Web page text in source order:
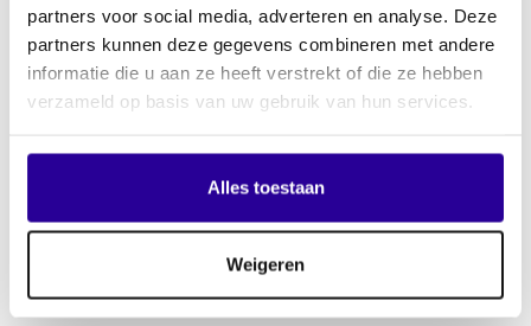
partners voor social media, adverteren en analyse. Deze
partners kunnen deze gegevens combineren met andere
informatie die u aan ze heeft verstrekt of die ze hebben
verzameld op basis van uw gebruik van hun services.
Alles toestaan
Weigeren
Hoe wijzig ik mijn bankgegevens?
Hoe kan ik mijn Senanummer opvragen?